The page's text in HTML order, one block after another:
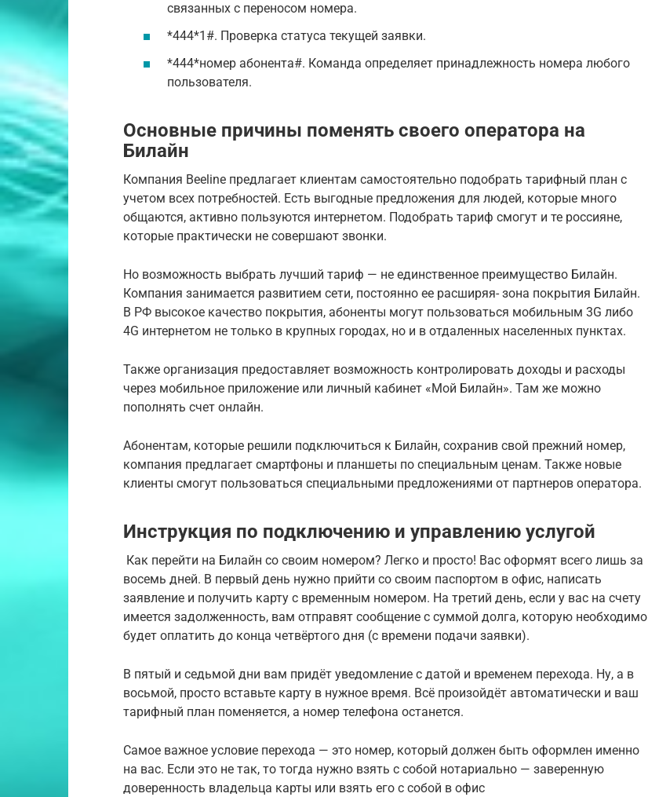
связанных с переносом номера.
*444*1#. Проверка статуса текущей заявки.
*444*номер абонента#. Команда определяет принадлежность номера любого
пользователя.
Основные причины поменять своего оператора на
Билайн
Компания Beeline предлагает клиентам самостоятельно подобрать тарифный план с
учетом всех потребностей. Есть выгодные предложения для людей, которые много
общаются, активно пользуются интернетом. Подобрать тариф смогут и те россияне,
которые практически не совершают звонки.
Но возможность выбрать лучший тариф — не единственное преимущество Билайн.
Компания занимается развитием сети, постоянно ее расширяя- зона покрытия Билайн.
В РФ высокое качество покрытия, абоненты могут пользоваться мобильным 3G либо
4G интернетом не только в крупных городах, но и в отдаленных населенных пунктах.
Также организация предоставляет возможность контролировать доходы и расходы
через мобильное приложение или личный кабинет «Мой Билайн». Там же можно
пополнять счет онлайн.
Абонентам, которые решили подключиться к Билайн, сохранив свой прежний номер,
компания предлагает смартфоны и планшеты по специальным ценам. Также новые
клиенты смогут пользоваться специальными предложениями от партнеров оператора.
Инструкция по подключению и управлению услугой
Как перейти на Билайн со своим номером? Легко и просто! Вас оформят всего лишь за
восемь дней. В первый день нужно прийти со своим паспортом в офис, написать
заявление и получить карту с временным номером. На третий день, если у вас на счету
имеется задолженность, вам отправят сообщение с суммой долга, которую необходимо
будет оплатить до конца четвёртого дня (с времени подачи заявки).
В пятый и седьмой дни вам придёт уведомление с датой и временем перехода. Ну, а в
восьмой, просто вставьте карту в нужное время. Всё произойдёт автоматически и ваш
тарифный план поменяется, а номер телефона останется.
Самое важное условие перехода — это номер, который должен быть оформлен именно
на вас. Если это не так, то тогда нужно взять с собой нотариально — заверенную
доверенность владельца карты или взять его с собой в офис